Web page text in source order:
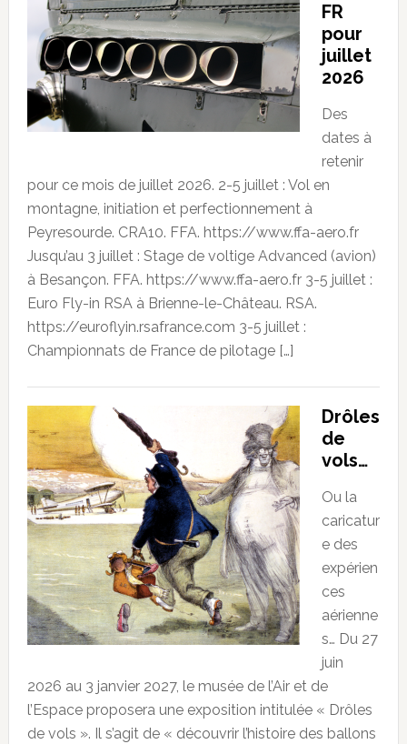
FR
pour
juillet
2026
Des
dates à
retenir
pour ce mois de juillet 2026. 2-5 juillet : Vol en
montagne, initiation et perfectionnement à
Peyresourde. CRA10. FFA. https://www.ffa-aero.fr
Jusqu’au 3 juillet : Stage de voltige Advanced (avion)
à Besançon. FFA. https://www.ffa-aero.fr 3-5 juillet :
Euro Fly-in RSA à Brienne-le-Château. RSA.
https://euroflyin.rsafrance.com 3-5 juillet :
Championnats de France de pilotage […]
Drôles
de
vols…
Ou la
caricatur
e des
expérien
ces
aérienne
s… Du 27
juin
2026 au 3 janvier 2027, le musée de l’Air et de
l’Espace proposera une exposition intitulée « Drôles
de vols ». Il s’agit de « découvrir l’histoire des ballons